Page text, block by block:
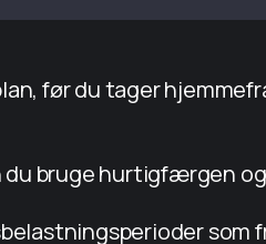
før du tager
du bruge hurtigfærgen
som